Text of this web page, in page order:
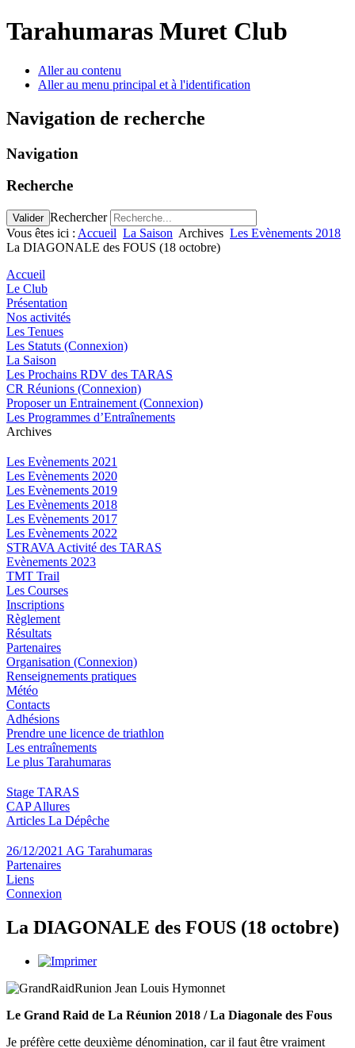
Tarahumaras Muret Club
Aller au contenu
Aller au menu principal et à l'identification
Navigation de recherche
Navigation
Recherche
Valider Rechercher
Vous êtes ici : Accueil La Saison Archives Les Evènements 2018
La DIAGONALE des FOUS (18 octobre)
Accueil
Le Club
Présentation
Nos activités
Les Tenues
Les Statuts (Connexion)
La Saison
Les Prochains RDV des TARAS
CR Réunions (Connexion)
Proposer un Entrainement (Connexion)
Les Programmes d’Entraînements
Archives
Les Evènements 2021
Les Evènements 2020
Les Evènements 2019
Les Evènements 2018
Les Evènements 2017
Les Evènements 2022
STRAVA Activité des TARAS
Evènements 2023
TMT Trail
Les Courses
Inscriptions
Règlement
Résultats
Partenaires
Organisation (Connexion)
Renseignements pratiques
Météo
Contacts
Adhésions
Prendre une licence de triathlon
Les entraînements
Le plus Tarahumaras
Stage TARAS
CAP Allures
Articles La Dépêche
26/12/2021 AG Tarahumaras
Partenaires
Liens
Connexion
La DIAGONALE des FOUS (18 octobre)
Le Grand Raid de La Réunion 2018 / La Diagonale des Fous
Je préfère cette deuxième dénomination, car il faut être vraiment